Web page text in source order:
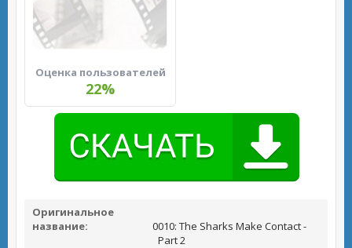
Оценка пользователей
22%
Оригинальное
название:
0010: The Sharks Make Contact -
Part 2